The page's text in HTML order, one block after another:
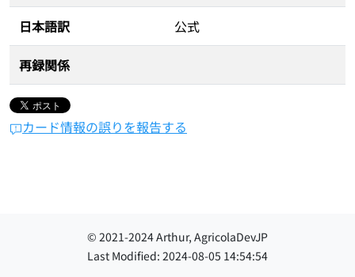
日本語訳 公式
再録関係
カード情報の誤りを報告する
© 2021-2024Arthur, AgricolaDevJP
Last Modified: 2024-08-05 14:54:54